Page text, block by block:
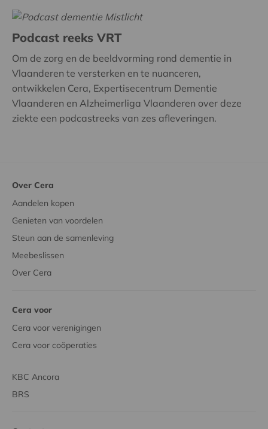
Podcast reeks VRT
Om de zorg en de beeldvorming rond dementie in
Vlaanderen te versterken en te nuanceren,
ontwikkelen Cera, Expertisecentrum Dementie
Vlaanderen en Alzheimerliga Vlaanderen over deze
ziekte een podcastreeks van zes afleveringen.
Over Cera
Aandelen kopen
Genieten van voordelen
Steun aan de samenleving
Meebeslissen
Over Cera
Cera voor
Cera voor verenigingen
Cera voor coöperaties
KBC Ancora
BRS